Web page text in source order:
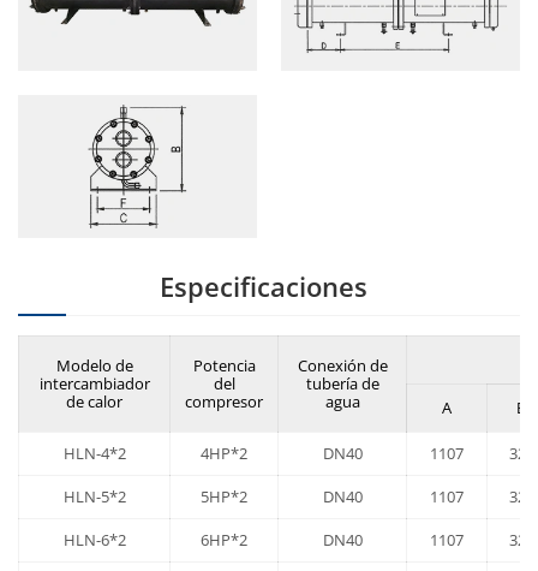
Especificaciones
Modelo de
intercambiador
de calor
Potencia
del
compresor
Conexión de
tubería de
agua
A B
HLN-4*2 4HP*2 DN40 1107
320
HLN-5*2
5HP*2 DN40 1107
320
HLN-6*2
6HP*2 DN40 1107
320